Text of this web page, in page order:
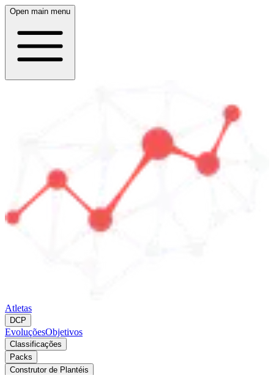
Open main menu
Atletas
DCP
EvoluçõesObjetivos
Classificações
Packs
Construtor de Plantéis